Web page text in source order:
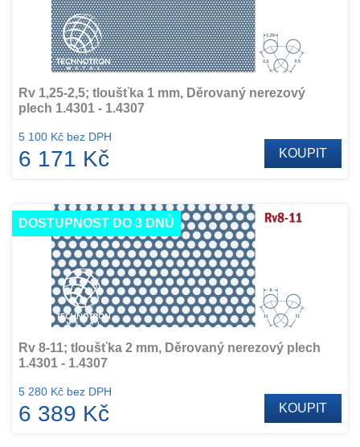
Rv 1,25-2,5; tloušťka 1 mm, Děrovaný nerezový
plech 1.4301 - 1.4307
5 100 Kč bez DPH
6 171 Kč KOUPIT
DOSTUPNOST DO 3 DNŮ
Rv 8-11; tloušťka 2 mm, Děrovaný nerezový plech
1.4301 - 1.4307
5 280 Kč bez DPH
6 389 Kč KOUPIT